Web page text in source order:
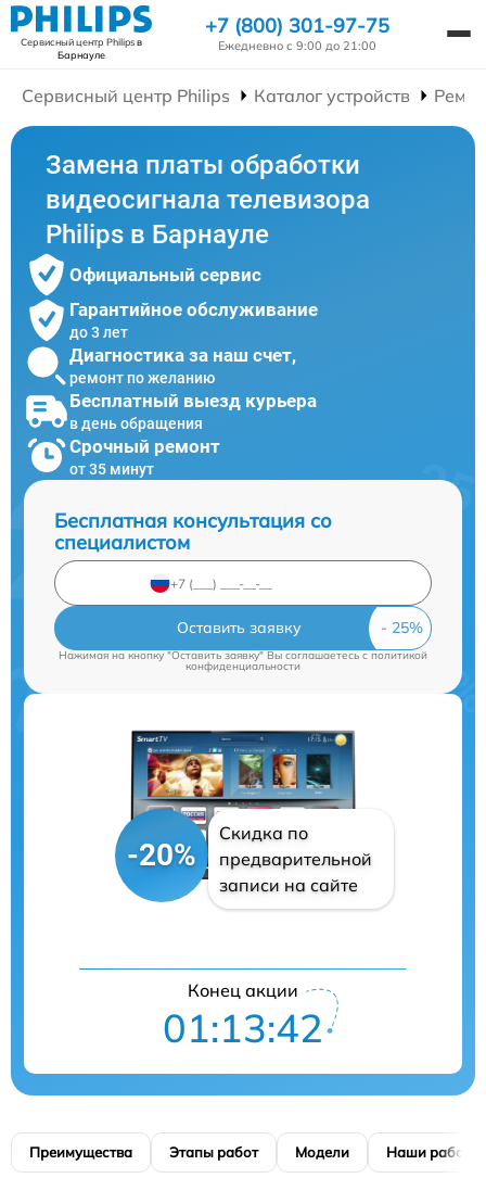
Сервисный центр Philipsв
Барнауле
+7 (800) 301-97-75
Ежедневно с 9:00 до 21:00
Сервисный центр Philips Каталог устройств
Замена платы обработки
видеосигнала телевизора
Philips в Барнауле
Официальный сервис
Гарантийное обслуживание
до 3 лет
Диагностика за наш счет,
ремонт по желанию
Бесплатный выезд курьера
в день обращения
Срочный ремонт
от 35 минут
Бесплатная консультация со
специалистом
Оставить заявку
Нажимая на кнопку "Оставить заявку" Вы соглашаетесь c политикой
конфиденциальности
-20%
Скидка по
предварительной
записи на сайте
Конец акции
01:13:41
Преимущества Этапы работ Модели Наши работы